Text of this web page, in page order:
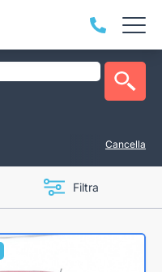
Cancella
Filtra